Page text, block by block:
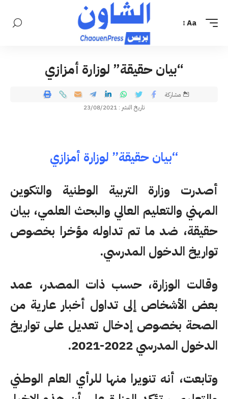
Aa
“بيان حقيقة” لوزارة أمزازي
تاريخ النشر : 23/08/2021
مشاركة
“بيان حقيقة” لوزارة أمزازي
أصدرت وزارة التربية الوطنية والتكوين
المهني والتعليم العالي والبحث العلمي، بيان
حقيقة، ضد ما تم تداوله مؤخرا بخصوص
تواريخ الدخول المدرسي.
وقالت الوزارة، حسب ذات المصدر، عمد
بعض الأشخاص إلى تداول أخبار عارية من
الصحة بخصوص إدخال تعديل على تواريخ
الدخول المدرسي 2022-2021.
وتابعت، أنه تنويرا منها للرأي العام الوطني